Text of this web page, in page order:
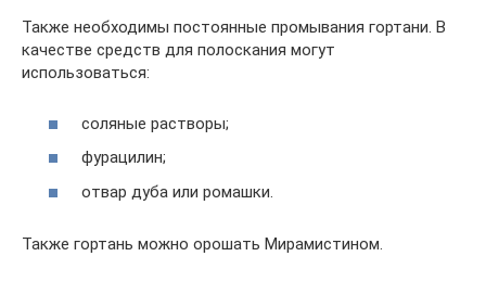
Также необходимы постоянные промывания гортани. В
качестве средств для полоскания могут
использоваться:
соляные растворы;
фурацилин;
отвар дуба или ромашки.
Также гортань можно орошать Мирамистином.